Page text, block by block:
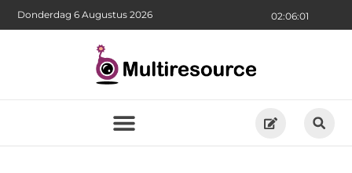
02:06:02
Donderdag 6 Augustus 2026